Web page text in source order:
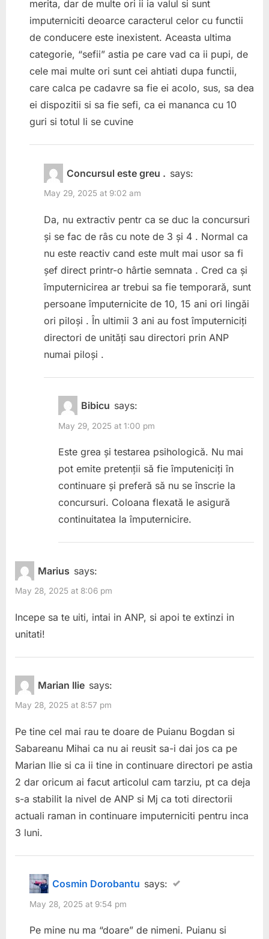
merita, dar de multe ori ii ia valul si sunt
imputerniciti deoarce caracterul celor cu functii
de conducere este inexistent. Aceasta ultima
categorie, “sefii” astia pe care vad ca ii pupi, de
cele mai multe ori sunt cei ahtiati dupa functii,
care calca pe cadavre sa fie ei acolo, sus, sa dea
ei dispozitii si sa fie sefi, ca ei mananca cu 10
guri si totul li se cuvine
Concursul este greu . says:
May 29, 2025 at 9:02 am
Da, nu extractiv pentr ca se duc la concursuri
și se fac de râs cu note de 3 și 4 . Normal ca
nu este reactiv cand este mult mai usor sa fi
șef direct printr-o hârtie semnata . Cred ca și
împuternicirea ar trebui sa fie temporară, sunt
persoane împuternicite de 10, 15 ani ori lingăi
ori piloși . În ultimii 3 ani au fost împuterniciți
directori de unități sau directori prin ANP
numai piloși .
Bibicu says:
May 29, 2025 at 1:00 pm
Este grea și testarea psihologică. Nu mai
pot emite pretenții să fie împuteniciți în
continuare și preferă să nu se înscrie la
concursuri. Coloana flexată le asigură
continuitatea la împuternicire.
Marius says:
May 28, 2025 at 8:06 pm
Incepe sa te uiti, intai in ANP, si apoi te extinzi in
unitati!
Marian Ilie says:
May 28, 2025 at 8:57 pm
Pe tine cel mai rau te doare de Puianu Bogdan si
Sabareanu Mihai ca nu ai reusit sa-i dai jos ca pe
Marian Ilie si ca ii tine in continuare directori pe astia
2 dar oricum ai facut articolul cam tarziu, pt ca deja
s-a stabilit la nivel de ANP si Mj ca toti directorii
actuali raman in continuare imputerniciti pentru inca
3 luni.
Cosmin Dorobantu says:
May 28, 2025 at 9:54 pm
Pe mine nu ma “doare” de nimeni. Puianu si